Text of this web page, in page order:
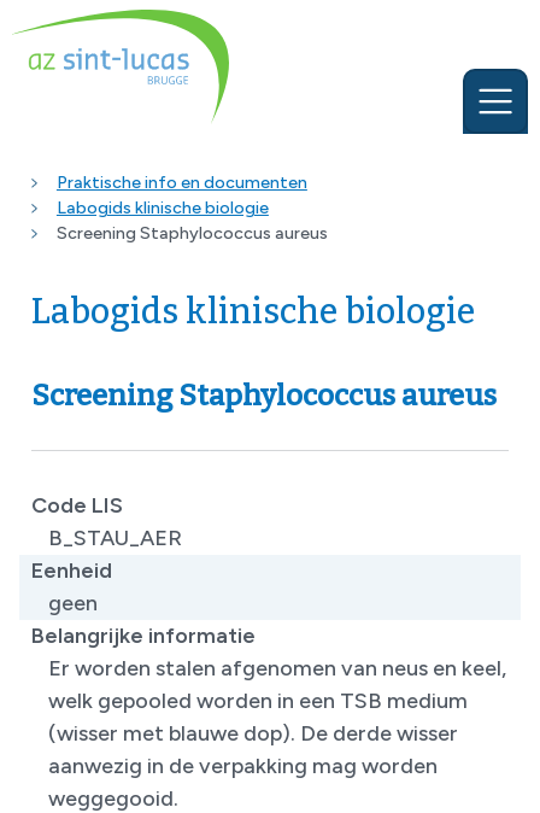
Praktische info en documenten
Labogids klinische biologie
Screening Staphylococcus aureus
Labogids klinische biologie
Screening Staphylococcus aureus
Code LIS
B_STAU_AER
Eenheid
geen
Belangrijke informatie
Er worden stalen afgenomen van neus en keel,
welk gepooled worden in een TSB medium
(wisser met blauwe dop). De derde wisser
aanwezig in de verpakking mag worden
weggegooid. ​